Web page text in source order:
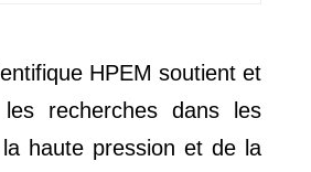
HPEM soutient et
les recherches dans les
haute pression et de la